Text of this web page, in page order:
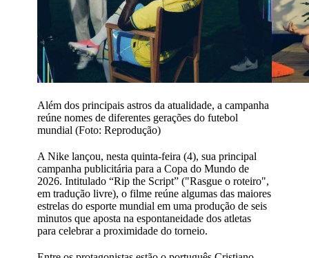
Além dos principais astros da atualidade, a campanha
reúne nomes de diferentes gerações do futebol
mundial (Foto: Reprodução)
A Nike lançou, nesta quinta-feira (4), sua principal
campanha publicitária para a Copa do Mundo de
2026. Intitulado “Rip the Script” ("Rasgue o roteiro",
em tradução livre), o filme reúne algumas das maiores
estrelas do esporte mundial em uma produção de seis
minutos que aposta na espontaneidade dos atletas
para celebrar a proximidade do torneio.